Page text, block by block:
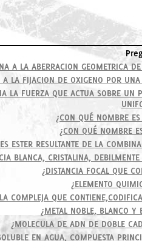
A LA ABERRACION GEOMETRICA
LA FIJACION DE OXIGENO POR
LA FUERZA QUE ACTUA SOBRE UN
¿CON QUÉ NOMBRE
¿CON QUÉ NOMBRE
ESTER RESULTANTE DE LA
BLANCA, CRISTALINA,
¿DISTANCIA FOCAL QUE
¿ELEMENTO
COMPLEJA QUE
¿METAL NOBLE, BLANCO Y
¿MOLECULA DE ADN DE DOBLE
EN AGUA, COMPUESTA